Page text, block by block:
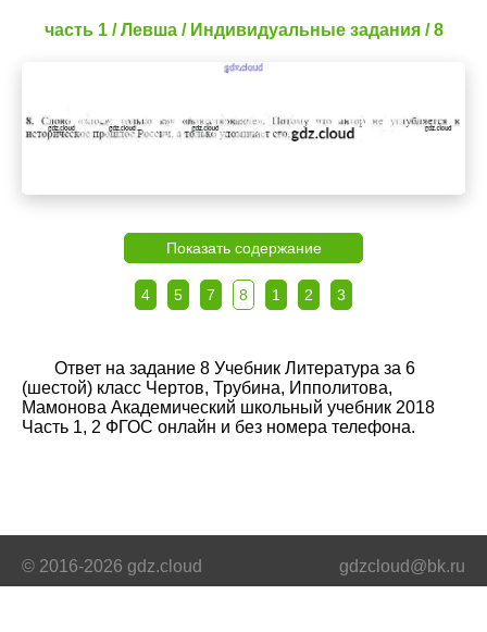
часть 1 / Левша / Индивидуальные задания / 8
Показать содержание
4 5 7 8 1 2 3
Ответ на задание 8 Учебник Литература за 6
(шестой) класс Чертов, Трубина, Ипполитова,
Мамонова Академический школьный учебник 2018
Часть 1, 2 ФГОС онлайн и без номера телефона.
© 2016-2026 gdz.cloud gdzcloud@bk.ru